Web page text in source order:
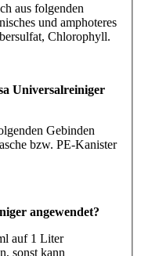
aus folgenden
und amphoteres
Chlorophyll.
Universalreiniger
Gebinden
bzw. PE-Kanister
angewendet?
auf 1 Liter
sonst kann